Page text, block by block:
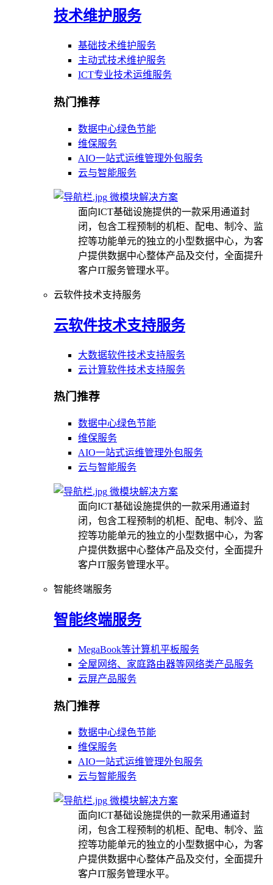
技术维护服务
基础技术维护服务
主动式技术维护服务
ICT专业技术运维服务
热门推荐
数据中心绿色节能
维保服务
AIO一站式运维管理外包服务
云与智能服务
微模块解决方案
面向ICT基础设施提供的一款采用通道封
闭，包含工程预制的机柜、配电、制冷、监
控等功能单元的独立的小型数据中心，为客
户提供数据中心整体产品及交付，全面提升
客户IT服务管理水平。
云软件技术支持服务
云软件技术支持服务
大数据软件技术支持服务
云计算软件技术支持服务
热门推荐
数据中心绿色节能
维保服务
AIO一站式运维管理外包服务
云与智能服务
微模块解决方案
面向ICT基础设施提供的一款采用通道封
闭，包含工程预制的机柜、配电、制冷、监
控等功能单元的独立的小型数据中心，为客
户提供数据中心整体产品及交付，全面提升
客户IT服务管理水平。
智能终端服务
智能终端服务
MegaBook等计算机平板服务
全屋网络、家庭路由器等网络类产品服务
云屏产品服务
热门推荐
数据中心绿色节能
维保服务
AIO一站式运维管理外包服务
云与智能服务
微模块解决方案
面向ICT基础设施提供的一款采用通道封
闭，包含工程预制的机柜、配电、制冷、监
控等功能单元的独立的小型数据中心，为客
户提供数据中心整体产品及交付，全面提升
客户IT服务管理水平。